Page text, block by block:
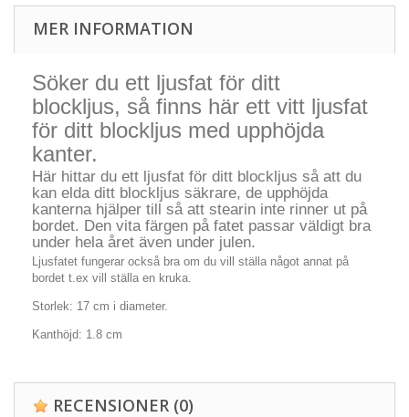
MER INFORMATION
Söker du ett ljusfat för ditt
blockljus, så finns här ett vitt ljusfat
för ditt blockljus med upphöjda
kanter.
Här hittar du ett ljusfat för ditt blockljus så att du
kan elda ditt blockljus säkrare, de upphöjda
kanterna hjälper till så att stearin inte rinner ut på
bordet. Den vita färgen på fatet passar väldigt bra
under hela året även under julen.
Ljusfatet fungerar också bra om du vill ställa något annat på
bordet t.ex vill ställa en kruka.
Storlek: 17 cm i diameter.
Kanthöjd: 1.8 cm
RECENSIONER (0)